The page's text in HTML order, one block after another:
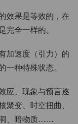
效果是等效的，在
完全一样的。
加速度（引力）的
一种特殊状态。
应、现象与预言逐
聚变、时空扭曲、
洞、暗物质……